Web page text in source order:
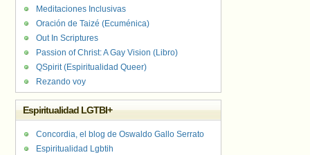
Meditaciones Inclusivas
Oración de Taizé (Ecuménica)
Out In Scriptures
Passion of Christ: A Gay Vision (Libro)
QSpirit (Espiritualidad Queer)
Rezando voy
Espiritualidad LGTBI+
Concordia, el blog de Oswaldo Gallo Serrato
Espiritualidad Lgbtih